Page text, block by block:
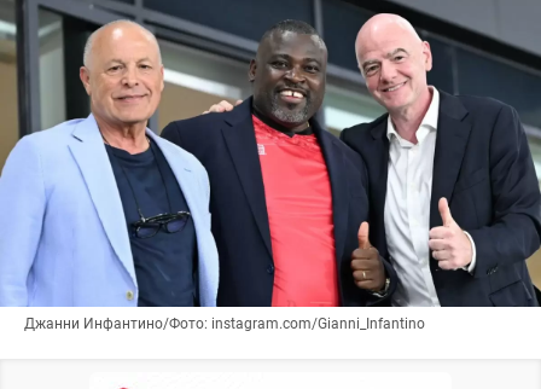
Джанни Инфантино/Фото: instagram.com/Gianni_Infantino